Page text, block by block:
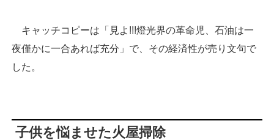
キャッチコピーは「見よ!!!燈光界の革命児、石油は一
夜僅かに一合あれば充分」で、その経済性が売り文句で
した。
子供を悩ませた火屋掃除